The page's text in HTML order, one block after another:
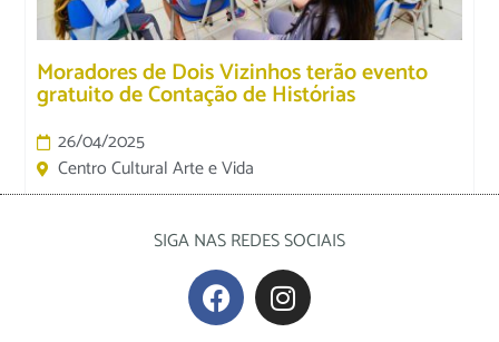
Moradores de Dois Vizinhos terão evento
gratuito de Contação de Histórias
26/04/2025
Centro Cultural Arte e Vida
SIGA NAS REDES SOCIAIS